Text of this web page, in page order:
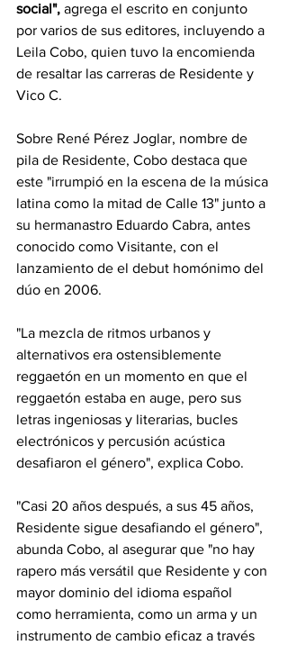
social", agrega el escrito en conjunto
por varios de sus editores, incluyendo a
Leila Cobo, quien tuvo la encomienda
de resaltar las carreras de Residente y
Vico C.
Sobre René Pérez Joglar, nombre de
pila de Residente, Cobo destaca que
este "irrumpió en la escena de la música
latina como la mitad de Calle 13" junto a
su hermanastro Eduardo Cabra, antes
conocido como Visitante, con el
lanzamiento de el debut homónimo del
dúo en 2006.
"La mezcla de ritmos urbanos y
alternativos era ostensiblemente
reggaetón en un momento en que el
reggaetón estaba en auge, pero sus
letras ingeniosas y literarias, bucles
electrónicos y percusión acústica
desafiaron el género", explica Cobo.
"Casi 20 años después, a sus 45 años,
Residente sigue desafiando el género",
abunda Cobo, al asegurar que "no hay
rapero más versátil que Residente y con
mayor dominio del idioma español
como herramienta, como un arma y un
instrumento de cambio eficaz a través